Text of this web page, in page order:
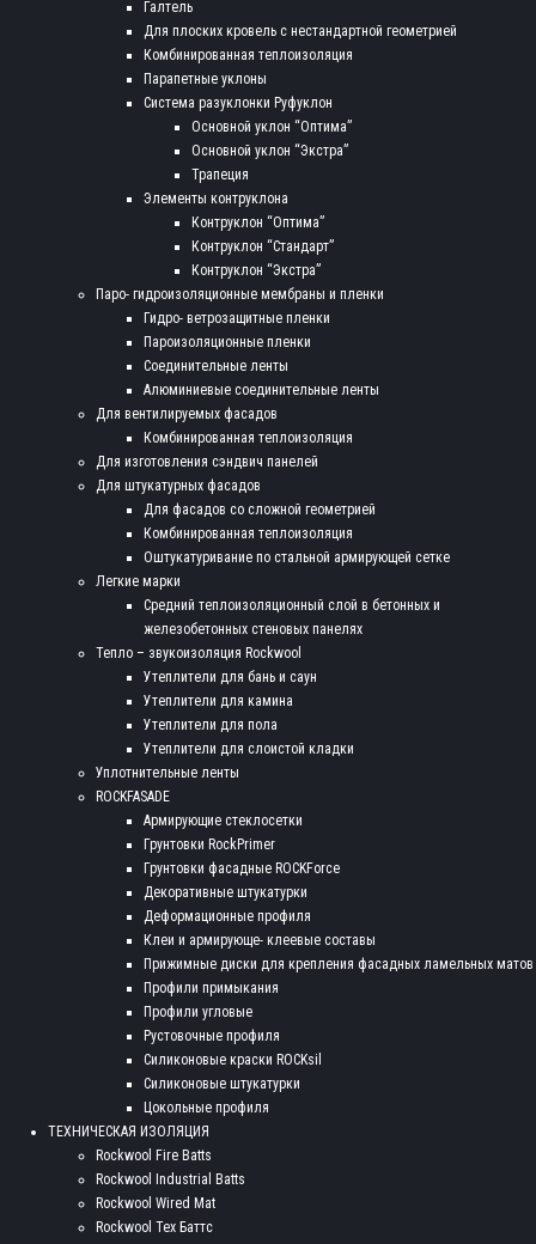
Галтель
Для плоских кровель с нестандартной геометрией
Комбинированная теплоизоляция
Парапетные уклоны
Система разуклонки Руфуклон
Основной уклон “Оптима”
Основной уклон “Экстра”
Трапеция
Элементы контруклона
Контруклон “Оптима”
Контруклон “Стандарт”
Контруклон “Экстра”
Паро- гидроизоляционные мембраны и пленки
Гидро- ветрозащитные пленки
Пароизоляционные пленки
Соединительные ленты
Алюминиевые соединительные ленты
Для вентилируемых фасадов
Комбинированная теплоизоляция
Для изготовления сэндвич панелей
Для штукатурных фасадов
Для фасадов со сложной геометрией
Комбинированная теплоизоляция
Оштукатуривание по стальной армирующей сетке
Легкие марки
Средний теплоизоляционный слой в бетонных и
железобетонных стеновых панелях
Тепло – звукоизоляция Rockwool
Утеплители для бань и саун
Утеплители для камина
Утеплители для пола
Утеплители для слоистой кладки
Уплотнительные ленты
ROCKFASADE
Армирующие стеклосетки
Грунтовки RockPrimer
Грунтовки фасадные ROCKForce
Декоративные штукатурки
Деформационные профиля
Клеи и армирующе- клеевые составы
Прижимные диски для крепления фасадных ламельных матов
Профили примыкания
Профили угловые
Рустовочные профиля
Силиконовые краски ROCKsil
Силиконовые штукатурки
Цокольные профиля
ТЕХНИЧЕСКАЯ ИЗОЛЯЦИЯ
Rockwool Fire Batts
Rockwool Industrial Batts
Rockwool Wired Mat
Rockwool Тех Баттс